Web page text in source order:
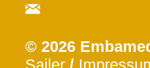
© 2026